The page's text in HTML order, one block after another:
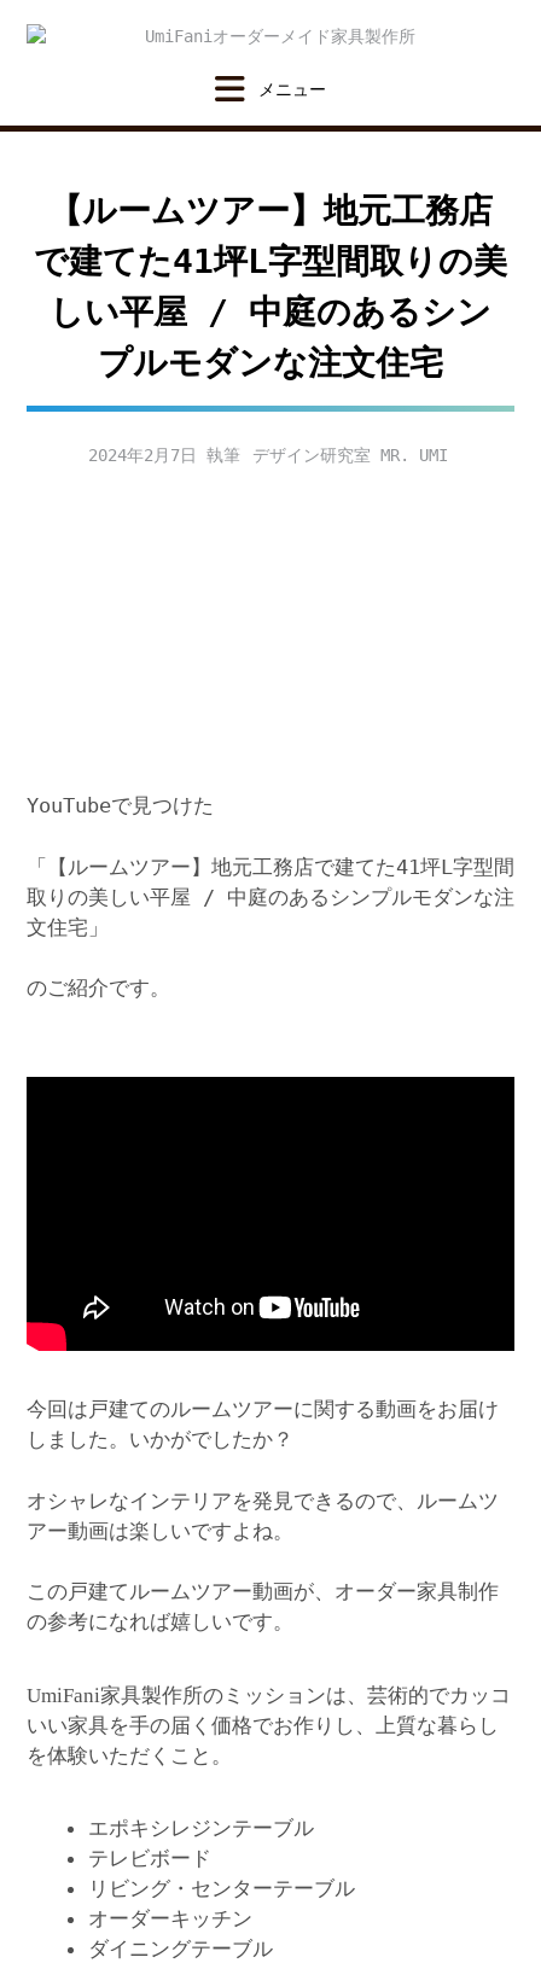
【ルームツアー】地元工務店
で建てた41坪L字型間取りの美
しい平屋 / 中庭のあるシン
プルモダンな注文住宅
2024年2月7日 デザイン研究室 MR. UMI
YouTubeで見つけた
「【ルームツアー】地元工務店で建てた41坪L字型間
取りの美しい平屋 / 中庭のあるシンプルモダンな注
文住宅」
のご紹介です。
今回は戸建てのルームツアーに関する動画をお届け
しました。いかがでしたか？
オシャレなインテリアを発見できるので、ルームツ
アー動画は楽しいですよね。
この戸建てルームツアー動画が、オーダー家具制作
の参考になれば嬉しいです。
UmiFani家具製作所のミッションは、芸術的でカッコ
いい家具を手の届く価格でお作りし、上質な暮らし
を体験いただくこと。
エポキシレジンテーブル
テレビボード
リビング・センターテーブル
オーダーキッチン
ダイニングテーブル